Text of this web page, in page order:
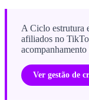
A Ciclo estrutura
afiliados no
Ver gestão de